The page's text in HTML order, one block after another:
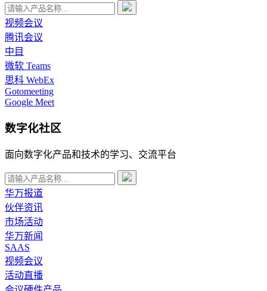
视频会议
腾讯会议
中目
微软 Teams
思科 WebEx
Gotomeeting
Google Meet
数字化社区
面向数字化产品和技术的学习、交流平台
华万报道
伙伴资讯
市场活动
华万新闻
SAAS
视频会议
活动直播